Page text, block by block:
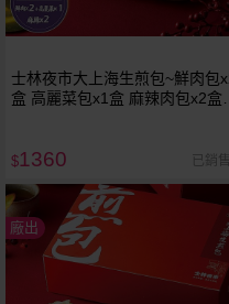
士林夜市大上海生煎包~鮮肉包
盒 高麗菜包x1盒 麻辣肉包x2盒(8
$1360 已銷
廠出